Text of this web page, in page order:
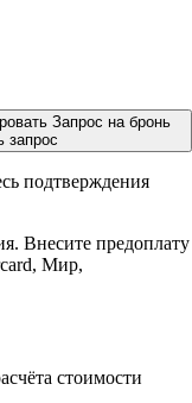
Запрос на бронь
запрос
подтверждения
Внесите предоплату
Мир,
стоимости